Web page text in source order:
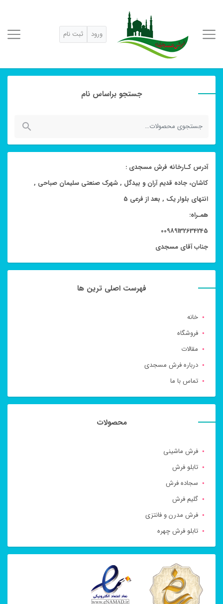
ورود ثبت نام
جستجو براساس نام
جستجو
آدرس کـارخانه فرش مسجدی :
کاشان، جاده قدیم آران و بیدگل , شهرک صنعتی سلیمان صباحی ,
انتهای بلوار یک , بعد از فرعی 5
همـراه:
00989132634245
جناب آقای مسجدی
فهرست اصلی ترین ها
خانه
فروشگاه
مقالات
درباره فرش مسجدی
تماس با ما
محصولات
فرش ماشینی
تابلو فرش
سجاده فرش
گلیم فرش
فرش مدرن و فانتزی
تابلو فرش چهره